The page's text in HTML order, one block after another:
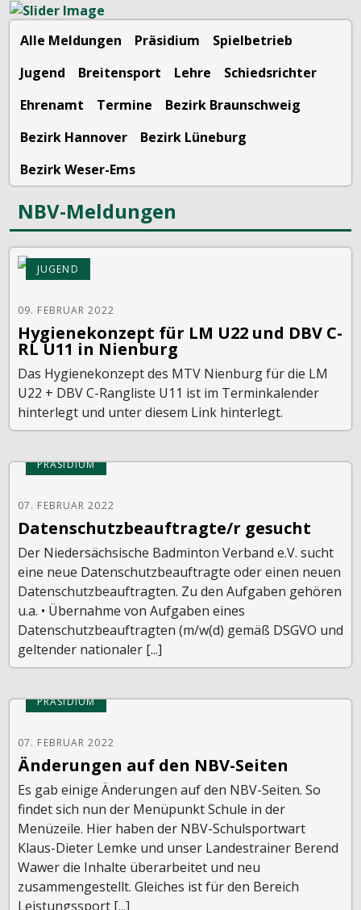
Alle Meldungen Präsidium
Spielbetrieb
Jugend
Breitensport Lehre
Schiedsrichter
Ehrenamt
Termine
Bezirk Braunschweig
Bezirk Hannover
Bezirk Lüneburg
Bezirk Weser-Ems
NBV-Meldungen
JUGEND
09. FEBRUAR 2022
Hygienekonzept für LM U22 und DBV C-
RL U11 in Nienburg
Das Hygienekonzept des MTV Nienburg für die LM
U22 + DBV C-Rangliste U11 ist im Terminkalender
hinterlegt und unter diesem Link hinterlegt.
PRÄSIDIUM
07. FEBRUAR 2022
Datenschutzbeauftragte/r gesucht
Der Niedersächsische Badminton­ Verband e.V. sucht
eine neue Datenschutzbeauftragte oder einen neuen
Datenschutzbeauftragten. Zu den Aufgaben gehören
u.a. • Übernahme von Aufgaben eines
Datenschutzbeauftragten (m/w(d) gemäß DSGVO und
geltender nationaler [...]
PRÄSIDIUM
07. FEBRUAR 2022
Änderungen auf den NBV-Seiten
Es gab einige Änderungen auf den NBV-Seiten. So
findet sich nun der Menüpunkt Schule in der
Menüzeile. Hier haben der NBV-Schulsportwart
Klaus-Dieter Lemke und unser Landestrainer Berend
Wawer die Inhalte überarbeitet und neu
zusammengestellt. Gleiches ist für den Bereich
Leistungssport [...]